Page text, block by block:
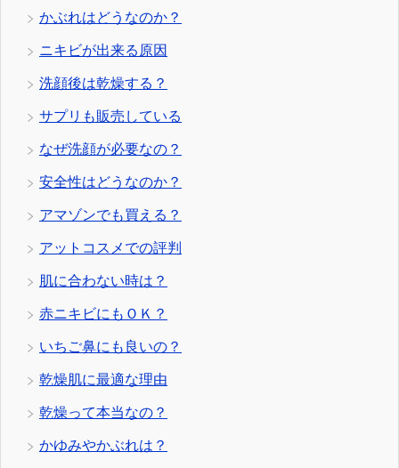
かぶれはどうなのか？
ニキビが出来る原因
洗顔後は乾燥する？
サプリも販売している
なぜ洗顔が必要なの？
安全性はどうなのか？
アマゾンでも買える？
アットコスメでの評判
肌に合わない時は？
赤ニキビにもＯＫ？
いちご鼻にも良いの？
乾燥肌に最適な理由
乾燥って本当なの？
かゆみやかぶれは？